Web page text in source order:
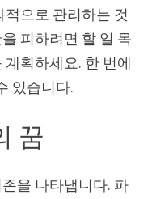
으로 관리하는 것
피하려면 할 일 목
획하세요. 한 번에
있습니다.
꿈
을 나타냅니다. 파